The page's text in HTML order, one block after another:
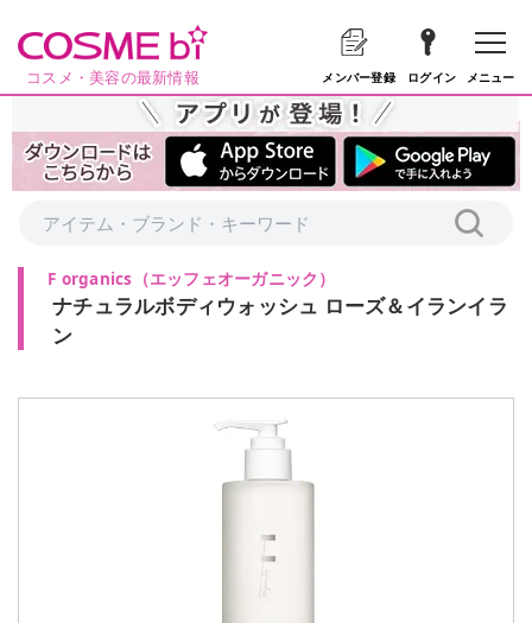
コスメ・美容の最新情報 メンバー登録 ログイン メニュー
F organics （エッフェオーガニック ）
ナチュラルボディウォッシュ ローズ＆イランイラ
ン